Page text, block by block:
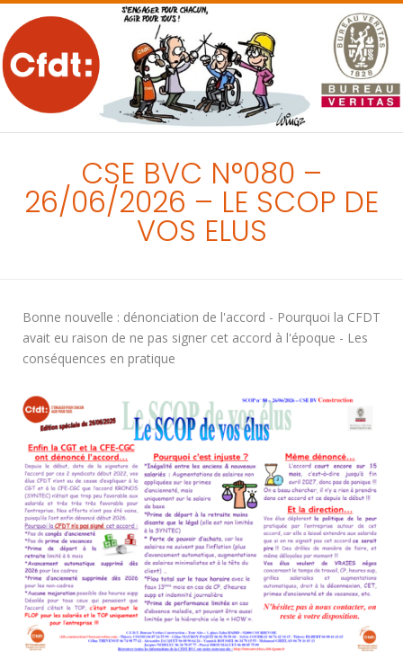
MENU
CSE BVC N°080 –
26/06/2026 – LE SCOP DE
VOS ELUS
Bonne nouvelle : dénonciation de l'accord - Pourquoi la CFDT
avait eu raison de ne pas signer cet accord à l'époque - Les
conséquences en pratique